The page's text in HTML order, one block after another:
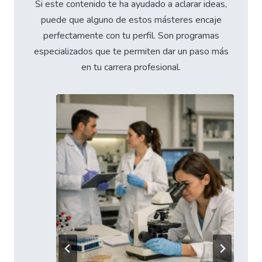
Si este contenido te ha ayudado a aclarar ideas,
puede que alguno de estos másteres encaje
perfectamente con tu perfil. Son programas
especializados que te permiten dar un paso más
en tu carrera profesional.